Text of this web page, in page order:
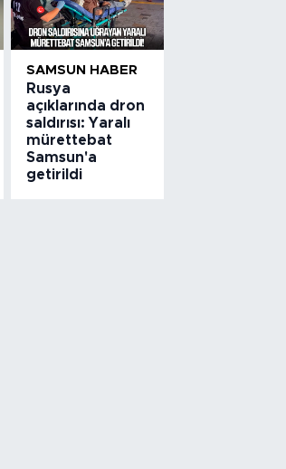
SAMSUN HABER
Rusya
açıklarında dron
saldırısı: Yaralı
mürettebat
Samsun'a
getirildi